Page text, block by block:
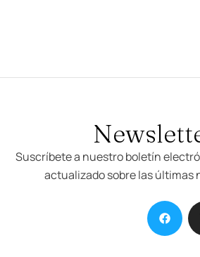
Suscríbete a nuestro boletín
actualizado sobre las últimas